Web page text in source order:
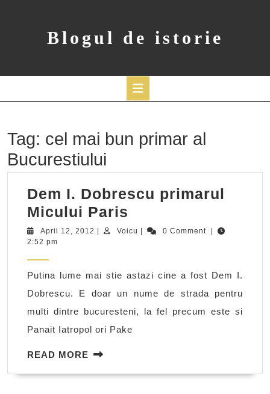
Blogul de istorie
Tag: cel mai bun primar al
Bucurestiului
Dem I. Dobrescu primarul
Micului Paris
I.
Micului
Paris
April 12, 2012 April
Voicu Voicu 0 Comment
2:52 pm
Putina lume mai stie astazi cine a fost Dem I.
Dobrescu. E doar un nume de strada pentru
multi dintre bucuresteni, la fel precum este si
Panait Iatropol ori Pake
READ MORE READ